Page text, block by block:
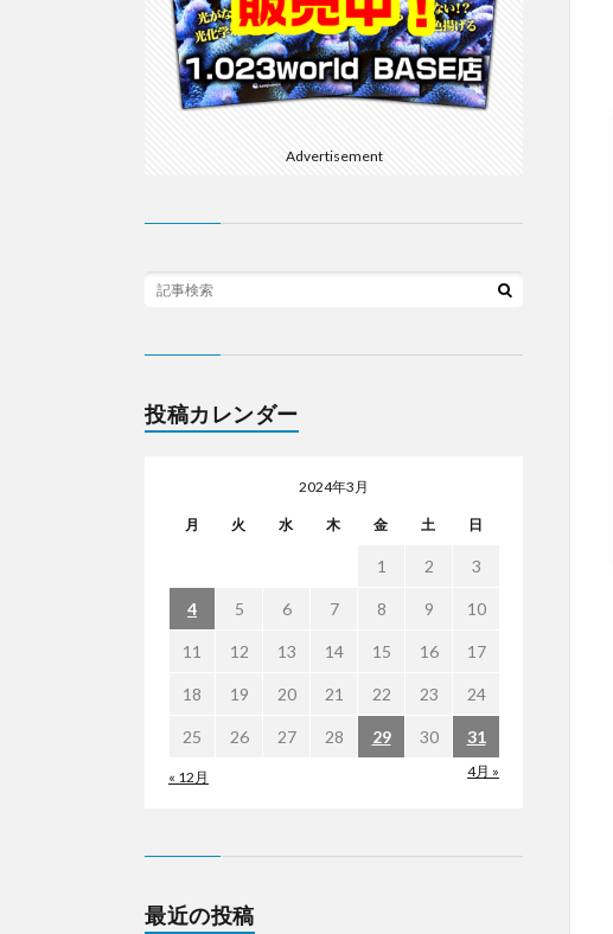
Advertisement
投稿カレンダー
2024年3月
月 火 水 木 金 土 日
« 12月 4月 »
1 2 3
4 5 6 7 8 9 10
11 12 13 14 15 16 17
18 19 20 21 22 23 24
25 26 27 28 29 30 31
最近の投稿